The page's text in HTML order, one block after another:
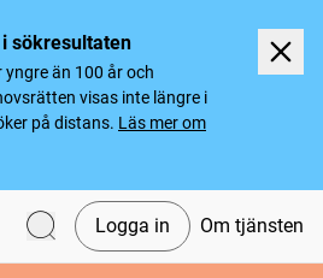
sökresultaten
än 100 år och
visas inte längre i
på distans. Läs mer om
Logga in Om tjänsten